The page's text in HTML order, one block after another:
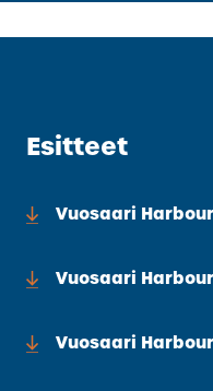
Esitteet
Vuosaari
Vuosaari
Vuosaari